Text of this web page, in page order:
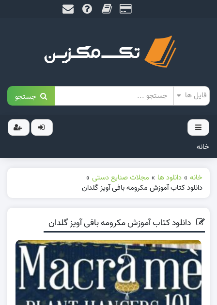
جستجو
خانه
خانه » دانلود ها » مجلات صنایع دستی »
دانلود کتاب آموزش مکرومه بافی آویز گلدان
دانلود کتاب آموزش مکرومه بافی آویز گلدان